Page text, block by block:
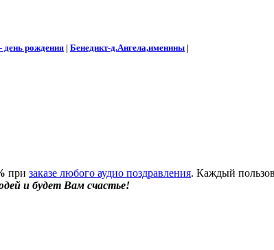
день рождения | Бенедикт-д.Ангела,именины |
при заказе любого аудио поздравления. Каждый
и будет Вам счастье!